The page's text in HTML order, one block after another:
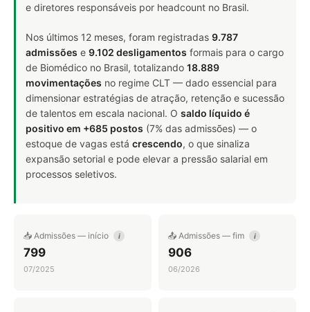
e diretores responsáveis por headcount no Brasil.
Nos últimos 12 meses, foram registradas 9.787
admissões e 9.102 desligamentos formais para o cargo
de Biomédico no Brasil, totalizando 18.889
movimentações no regime CLT — dado essencial para
dimensionar estratégias de atração, retenção e sucessão
de talentos em escala nacional. O saldo líquido é
positivo em +685 postos (7% das admissões) — o
estoque de vagas está crescendo, o que sinaliza
expansão setorial e pode elevar a pressão salarial em
processos seletivos.
📥 Admissões — início i
799
07/2025
📤 Admissões — fim i
906
06/2026